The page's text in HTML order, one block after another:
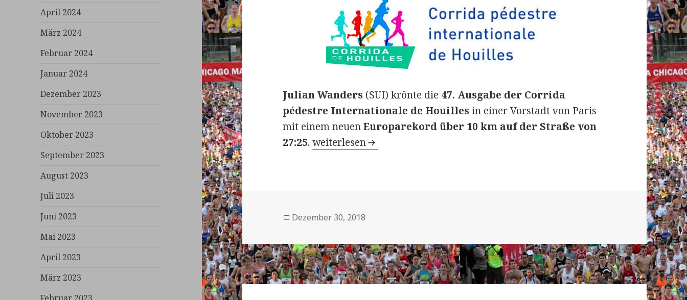
April 2024
März 2024
Februar 2024
Januar 2024
Dezember 2023
November 2023
Oktober 2023
September 2023
August 2023
Juli 2023
Juni 2023
Mai 2023
April 2023
März 2023
Julian Wanders (SUI) krönte die 47. Ausgabe der Corrida
pédestre Internationale de Houillesin einer Vorstadt von Paris
mit einem neuenEuroparekord über 10 km auf der Straße von
27:25.47. Corrida pédestre Internationale de Houilles am 30. Dezember 2018: Julian
weiterlesen
Veröffentlicht
Dezember 30, 2018